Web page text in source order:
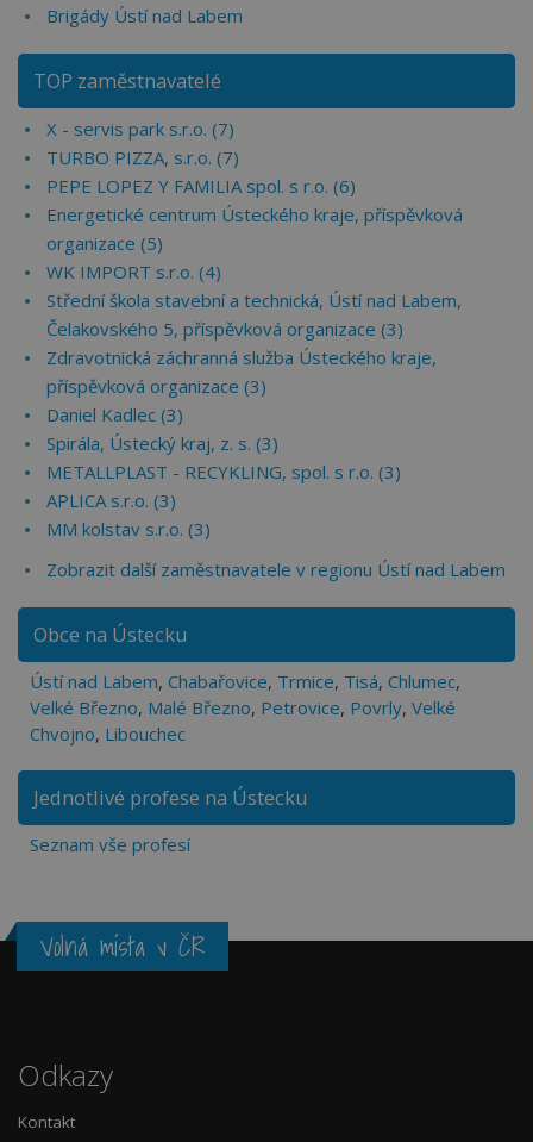
Brigády Ústí nad Labem
TOP zaměstnavatelé
X - servis park s.r.o. (7)
TURBO PIZZA, s.r.o. (7)
PEPE LOPEZ Y FAMILIA spol. s r.o. (6)
Energetické centrum Ústeckého kraje, příspěvková
organizace (5)
WK IMPORT s.r.o. (4)
Střední škola stavební a technická, Ústí nad Labem,
Čelakovského 5, příspěvková organizace (3)
Zdravotnická záchranná služba Ústeckého kraje,
příspěvková organizace (3)
Daniel Kadlec (3)
Spirála, Ústecký kraj, z. s. (3)
METALLPLAST - RECYKLING, spol. s r.o. (3)
APLICA s.r.o. (3)
MM kolstav s.r.o. (3)
Zobrazit další zaměstnavatele v regionu Ústí nad Labem
Obce na Ústecku
Ústí nad Labem, Chabařovice, Trmice, Tisá, Chlumec,
Velké Březno, Malé Březno, Petrovice, Povrly, Velké
Chvojno, Libouchec
Jednotlivé profese na Ústecku
Seznam vše profesí
Volná místa v ČR
Odkazy
Kontakt